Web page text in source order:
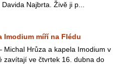
Najbrta. Živě ji p...
Imodium míří na Flédu
Michal Hrůza a kapela Imodium v
zavítají ve čtvrtek 16. dubna do